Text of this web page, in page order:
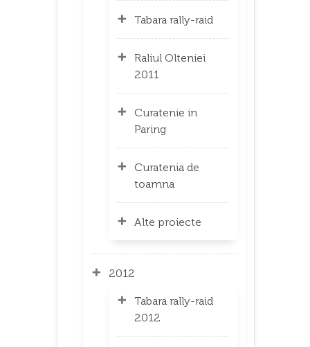
Tabara rally-raid
Raliul Olteniei
2011
Curatenie in
Paring
Curatenia de
toamna
Alte proiecte
2012
Tabara rally-raid
2012